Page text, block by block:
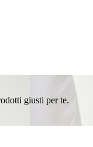
giusti per te.